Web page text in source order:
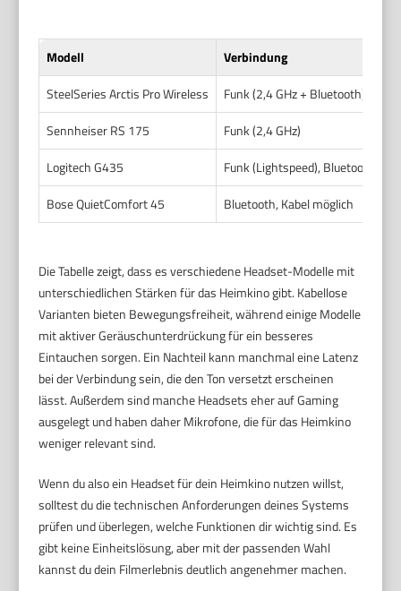
Modell Verbindung
SteelSeries Arctis Pro Wireless
Funk (2,4 GHz + Bluetooth)
Sennheiser RS 175
Funk (2,4 GHz)
Logitech G435
Funk (Lightspeed), Bluetooth
Bose QuietComfort 45
Bluetooth, Kabel möglich
Die Tabelle zeigt, dass es verschiedene Headset-Modelle mit
unterschiedlichen Stärken für das Heimkino gibt. Kabellose
Varianten bieten Bewegungsfreiheit, während einige Modelle
mit aktiver Geräuschunterdrückung für ein besseres
Eintauchen sorgen. Ein Nachteil kann manchmal eine Latenz
bei der Verbindung sein, die den Ton versetzt erscheinen
lässt. Außerdem sind manche Headsets eher auf Gaming
ausgelegt und haben daher Mikrofone, die für das Heimkino
weniger relevant sind.
Wenn du also ein Headset für dein Heimkino nutzen willst,
solltest du die technischen Anforderungen deines Systems
prüfen und überlegen, welche Funktionen dir wichtig sind. Es
gibt keine Einheitslösung, aber mit der passenden Wahl
kannst du dein Filmerlebnis deutlich angenehmer machen.